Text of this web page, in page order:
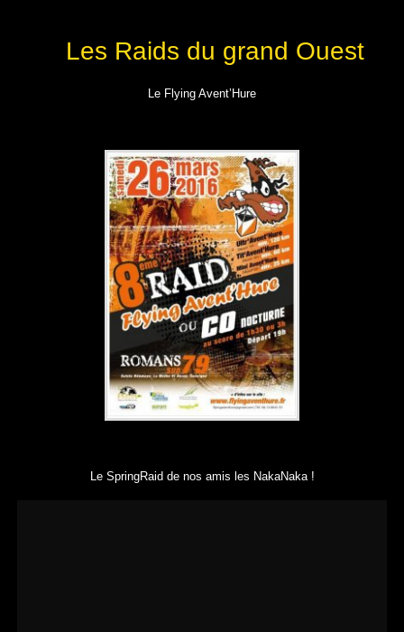
Les Raids du grand Ouest
Le Flying Avent’Hure
Le SpringRaid de nos amis les NakaNaka !